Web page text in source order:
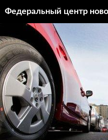
Федеральный центр
СОДЕРЖИМОМУ